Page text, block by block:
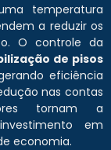
temperatura
a reduzir os
O controle da
de pisos
eficiência
nas contas
tornam a
em
economia.